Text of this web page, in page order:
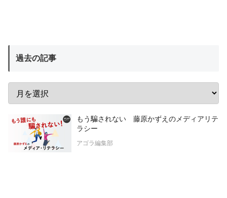
過去の記事
もう騙されない 藤原かずえのメディアリテ
ラシー
アゴラ編集部